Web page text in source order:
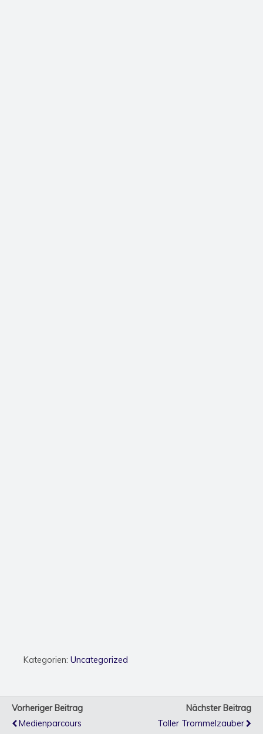
Kategorien: Uncategorized
Vorheriger Beitrag
Medienparcours
Nächster Beitrag
Toller Trommelzauber